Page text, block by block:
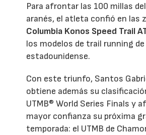
Para afrontar las 100 millas
aranés, el atleta confió en las
Columbia Konos Speed Trail
los modelos de trail running de
estadounidense.
Con este triunfo, Santos
obtiene además su
UTMB® World Series Finals y
mayor confianza su próxima
temporada: el UTMB de